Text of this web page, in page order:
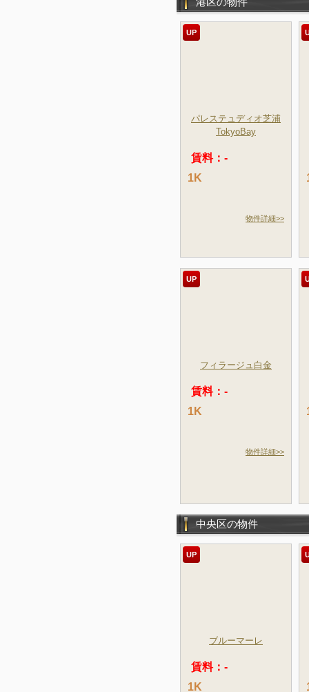
UP
パレステュディオ芝浦
TokyoBay
賃料：-
1K
物件詳細>>
UP
フィラージュ白金
賃料：-
1K
物件詳細>>
中央区の物件
UP
ブルーマーレ
賃料：-
1K